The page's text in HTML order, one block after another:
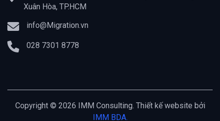
Xuân Hòa, TP.HCM
info@Migration.vn
028 7301 8778
Copyright © 2026 IMM Consulting. Thiết kế website bởi
IMM BDA.